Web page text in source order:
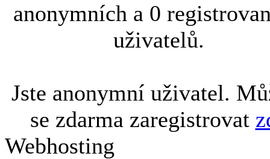
anonymních a 0
uživatelů.
Jste anonymní uživatel.
se zdarma zaregistrovat
Webhosting